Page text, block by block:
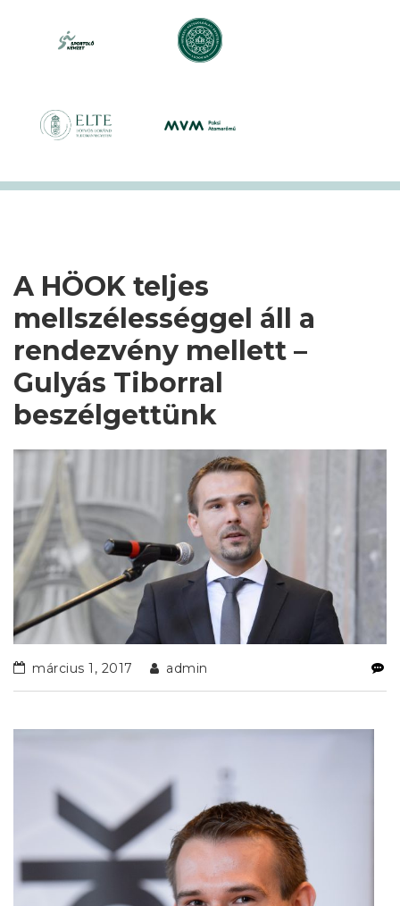
A HÖOK teljes
mellszélességgel áll a
rendezvény mellett –
Gulyás Tiborral
beszélgettünk
március 1, 2017 admin